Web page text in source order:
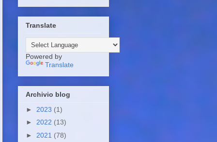
Translate
Powered by
Translate
Archivio blog
► 2023 (1)
► 2022 (13)
► 2021 (78)